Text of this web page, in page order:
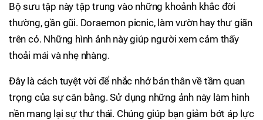
Bộ sưu tập này tập trung vào những khoảnh khắc đời
thường, gần gũi. Doraemon picnic, làm vườn hay thư giãn
trên cỏ. Những hình ảnh này giúp người xem cảm thấy
thoải mái và nhẹ nhàng.
Đây là cách tuyệt vời để nhắc nhở bản thân về tầm quan
trọng của sự cân bằng. Sử dụng những ảnh này làm hình
nền mang lại sự thư thái. Chúng giúp bạn giảm bớt áp lực